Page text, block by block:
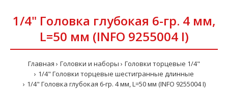
1/4" Головка глубокая 6-гр. 4 мм,
L=50 мм (INFO 9255004 I)
Главная Головки и наборы
Головки торцевые 1/4"
1/4" Головки торцевые шестигранные длинные
1/4" Головка глубокая 6-гр. 4 мм, L=50 мм (INFO 9255004 I)